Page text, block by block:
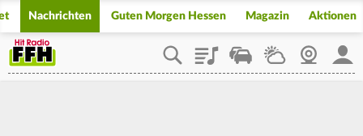
Nachrichten Guten Morgen Hessen Magazin Aktionen
PlaylistStaupilotWetterWebcam